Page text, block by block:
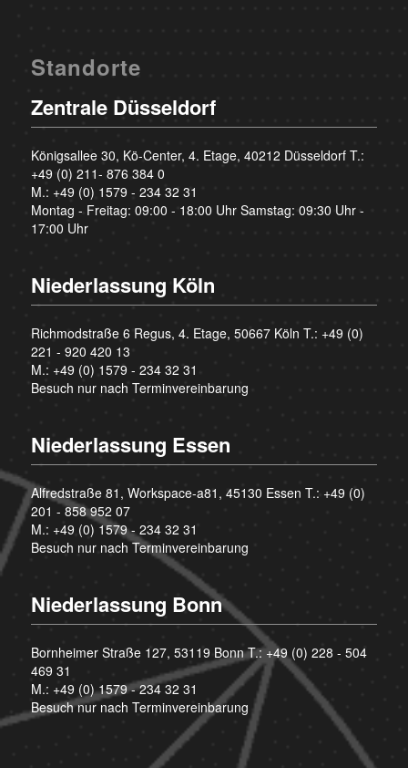
Standorte
Zentrale Düsseldorf
Königsallee 30, Kö-Center, 4. Etage, 40212 Düsseldorf T.:
+49 (0) 211- 876 384 0
M.: +49 (0) 1579 - 234 32 31
Montag - Freitag: 09:00 - 18:00 Uhr Samstag: 09:30 Uhr -
17:00 Uhr
Niederlassung Köln
Richmodstraße 6 Regus, 4. Etage, 50667 Köln T.: +49 (0)
221 - 920 420 13
M.: +49 (0) 1579 - 234 32 31
Besuch nur nach Terminvereinbarung
Niederlassung Essen
Alfredstraße 81, Workspace-a81, 45130 Essen T.: +49 (0)
201 - 858 952 07
M.: +49 (0) 1579 - 234 32 31
Besuch nur nach Terminvereinbarung
Niederlassung Bonn
Bornheimer Straße 127, 53119 Bonn T.:+49 (0) 228 - 504
469 31
M.: +49 (0) 1579 - 234 32 31
Besuch nur nach Terminvereinbarung